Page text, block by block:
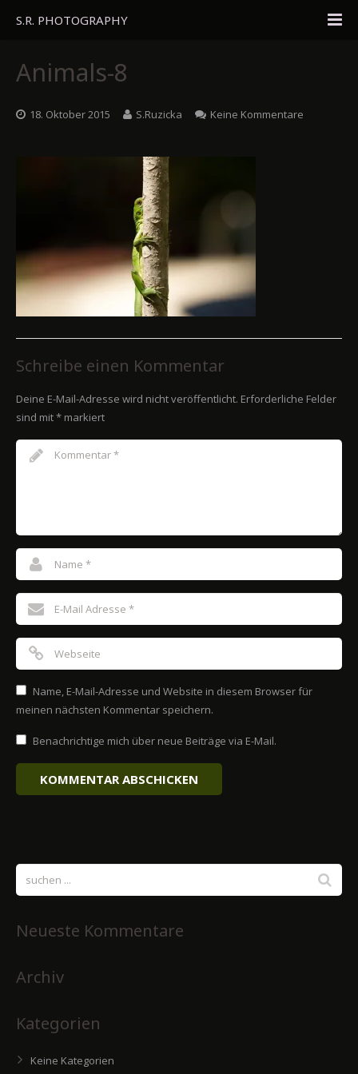
S.R. PHOTOGRAPHY
Animals-8
18. Oktober 2015 S.Ruzicka Keine Kommentare
Schreibe einen Kommentar
Deine E-Mail-Adresse wird nicht veröffentlicht. Erforderliche Felder
sind mit* markiert
Name, E-Mail-Adresse und Website in diesem Browser für
meinen nächsten Kommentar speichern.
Benachrichtige mich über neue Beiträge via E-Mail.
Neueste Kommentare
Archiv
Kategorien
Keine Kategorien